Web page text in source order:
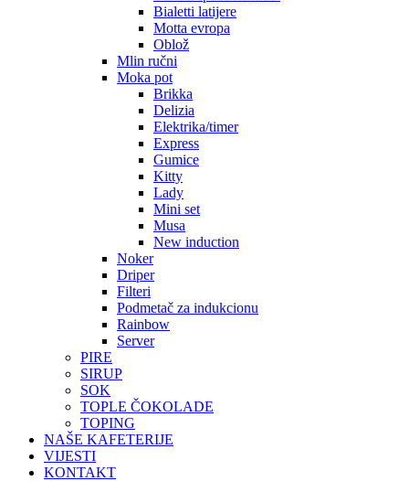
Bialetti latijere
Motta evropa
Oblož
Mlin ručni
Moka pot
Brikka
Delizia
Elektrika/timer
Express
Gumice
Kitty
Lady
Mini set
Musa
New induction
Noker
Driper
Filteri
Podmetač za indukcionu
Rainbow
Server
PIRE
SIRUP
SOK
TOPLE ČOKOLADE
TOPING
NAŠE KAFETERIJE
VIJESTI
KONTAKT